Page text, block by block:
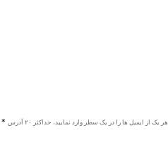
هر یک از ایمیل ها را در یک سطر وارد نمایید، حداکثر ۲۰ آدرس